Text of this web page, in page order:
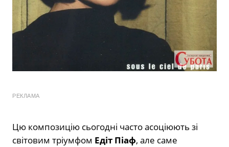
РЕКЛАМА
Цю композицію сьогодні часто асоціюють зі
світовим тріумфом Едіт Піаф, але саме